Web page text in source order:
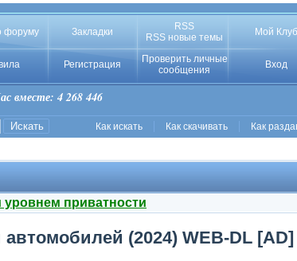
форуму Закладки
RSS
RSS новые темы
Мой Клуб
Регистрация
Проверить личные
сообщения
Вход
вместе: 4 268 446
Как искать Как скачивать Как
приватности
(2024) WEB-DL